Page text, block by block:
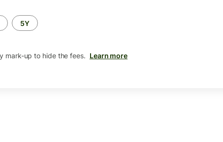
5Y
mark-up to hide the fees. Learn more